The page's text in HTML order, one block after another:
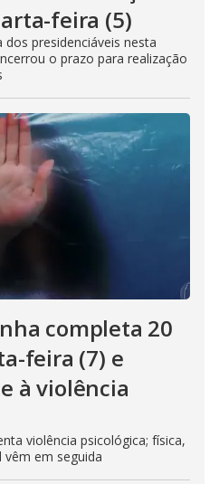
feira (5)
presidenciáveis nesta
o prazo para realização
completa 20
feira (7) e
à violência
violência psicológica; física,
em seguida